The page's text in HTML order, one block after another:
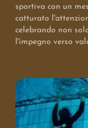
sportiva con un
catturato
celebrando non
l'impegno verso